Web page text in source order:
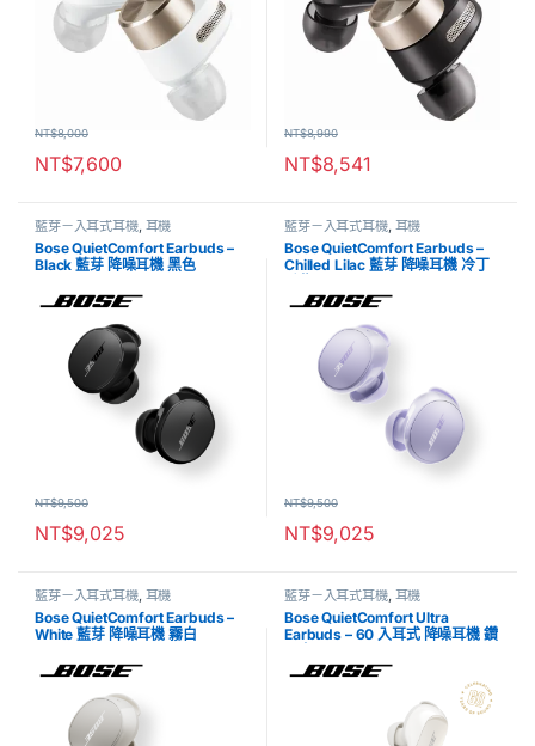
NT$7,600
NT$8,000
NT$8,541
NT$8,990
藍芽－入耳式耳機, 耳機
Bose QuietComfort Earbuds –
Black 藍芽 降噪耳機 黑色
NT$9,025
NT$9,500
藍芽－入耳式耳機, 耳機
Bose QuietComfort Earbuds –
Chilled Lilac 藍芽 降噪耳機 冷丁
NT$9,025
NT$9,500
藍芽－入耳式耳機, 耳機
Bose QuietComfort Earbuds –
White 藍芽 降噪耳機 霧白
藍芽－入耳式耳機, 耳機
Bose QuietComfort Ultra
Earbuds – 60 入耳式 降噪耳機 鑽